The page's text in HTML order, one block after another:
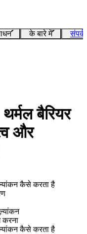
के बारे में
बैरियर
और
कैसे करता है
करना
कैसे करता है